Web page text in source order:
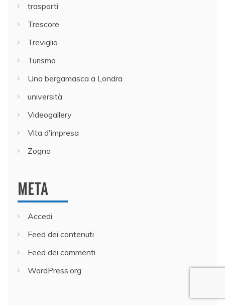
trasporti
Trescore
Treviglio
Turismo
Una bergamasca a Londra
università
Videogallery
Vita d'impresa
Zogno
META
Accedi
Feed dei contenuti
Feed dei commenti
WordPress.org